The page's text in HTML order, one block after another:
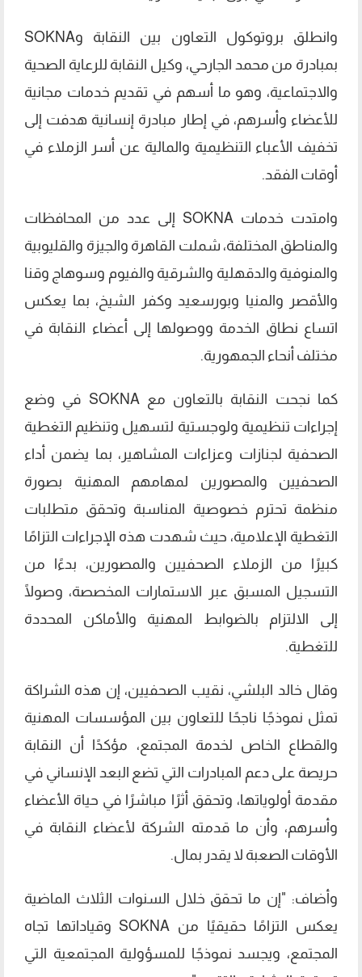
وانطلق بروتوكول التعاون بين النقابة وSOKNA
بمبادرة من محمد الجارحي، وكيل النقابة للرعاية الصحية
والاجتماعية، وهو ما أسهم في تقديم خدمات مجانية
للأعضاء وأسرهم، في إطار مبادرة إنسانية هدفت إلى
تخفيف الأعباء التنظيمية والمالية عن أسر الزملاء في
أوقات الفقد.
وامتدت خدمات SOKNA إلى عدد من المحافظات
والمناطق المختلفة، شملت القاهرة والجيزة والقليوبية
والمنوفية والدقهلية والشرقية والفيوم وسوهاج وقنا
والأقصر والمنيا وبورسعيد وكفر الشيخ، بما يعكس
اتساع نطاق الخدمة ووصولها إلى أعضاء النقابة في
مختلف أنحاء الجمهورية.
كما نجحت النقابة بالتعاون مع SOKNA في وضع
إجراءات تنظيمية ولوجستية لتسهيل وتنظيم التغطية
الصحفية لجنازات وعزاءات المشاهير، بما يضمن أداء
الصحفيين والمصورين لمهامهم المهنية بصورة
منظمة تحترم خصوصية المناسبة وتحقق متطلبات
التغطية الإعلامية، حيث شهدت هذه الإجراءات التزامًا
كبيرًا من الزملاء الصحفيين والمصورين، بدءًا من
التسجيل المسبق عبر الاستمارات المخصصة، وصولًا
إلى الالتزام بالضوابط المهنية والأماكن المحددة
للتغطية.
وقال خالد البلشي، نقيب الصحفيين، إن هذه الشراكة
تمثل نموذجًا ناجحًا للتعاون بين المؤسسات المهنية
والقطاع الخاص لخدمة المجتمع، مؤكدًا أن النقابة
حريصة على دعم المبادرات التي تضع البعد الإنساني في
مقدمة أولوياتها، وتحقق أثرًا مباشرًا في حياة الأعضاء
وأسرهم، وأن ما قدمته الشركة لأعضاء النقابة في
الأوقات الصعبة لا يقدر بمال.
وأضاف: "إن ما تحقق خلال السنوات الثلاث الماضية
يعكس التزامًا حقيقيًا من SOKNA وقياداتها تجاه
المجتمع، ويجسد نموذجًا للمسؤولية المجتمعية التي